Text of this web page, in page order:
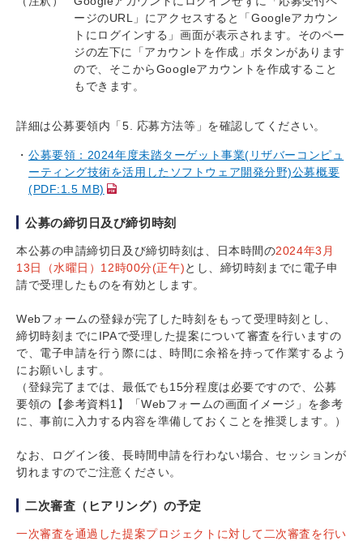
ージのURL」にアクセスすると「Googleアカウン
トにログインする」画面が表示されます。そのペー
ジの左下に「アカウントを作成」ボタンがあります
ので、そこからGoogleアカウントを作成すること
もできます。
詳細は公募要領内「5. 応募方法等」を確認してください。
公募要領：2024年度未踏ターゲット事業(リザバーコンピュ
ーティング技術を活用したソフトウェア開発分野)公募概要
(PDF:1.5 MB)
公募の締切日及び締切時刻
本公募の申請締切日及び締切時刻は、日本時間の2024年3月
13日（水曜日）12時00分(正午)とし、締切時刻までに電子申
請で受理したものを有効とします。
Webフォームの登録が完了した時刻をもって受理時刻とし、
締切時刻までにIPAで受理した提案について審査を行いますの
で、電子申請を行う際には、時間に余裕を持って作業するよう
にお願いします。
（登録完了までは、最低でも15分程度は必要ですので、公募
要領の【参考資料1】「Webフォームの画面イメージ」を参考
に、事前に入力する内容を準備しておくことを推奨します。）
なお、ログイン後、長時間申請を行わない場合、セッションが
切れますのでご注意ください。
二次審査（ヒアリング）の予定
一次審査を通過した提案プロジェクトに対して二次審査を行い